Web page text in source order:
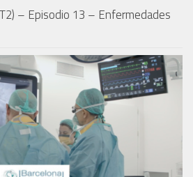
– Episodio 13 – Enfermedades